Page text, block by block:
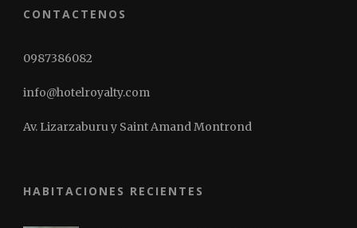
CONTACTENOS
0987386082
info@hotelroyalty.com
Av. Lizarzaburu y Saint Amand Montrond
HABITACIONES RECIENTES